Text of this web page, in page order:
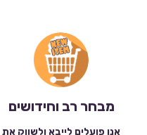
מבחר רב וחידושים
אנו פועלים לייבא ולשווק את